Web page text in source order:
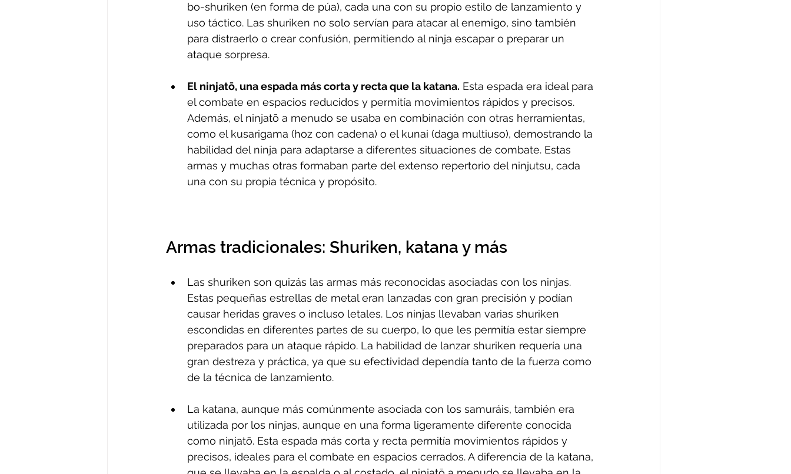
bo-shuriken (en forma de púa), cada una con su propio estilo de lanzamiento y
uso táctico. Las shuriken no solo servían para atacar al enemigo, sino también
para distraerlo o crear confusión, permitiendo al ninja escapar o preparar un
ataque sorpresa.
El ninjatō, una espada más corta y recta que la katana. Esta espada era ideal para
el combate en espacios reducidos y permitía movimientos rápidos y precisos.
Además, el ninjatō a menudo se usaba en combinación con otras herramientas,
como el kusarigama (hoz con cadena) o el kunai (daga multiuso), demostrando la
habilidad del ninja para adaptarse a diferentes situaciones de combate. Estas
armas y muchas otras formaban parte del extenso repertorio del ninjutsu, cada
una con su propia técnica y propósito.
Armas tradicionales: Shuriken, katana y más
Las shuriken son quizás las armas más reconocidas asociadas con los ninjas.
Estas pequeñas estrellas de metal eran lanzadas con gran precisión y podían
causar heridas graves o incluso letales. Los ninjas llevaban varias shuriken
escondidas en diferentes partes de su cuerpo, lo que les permitía estar siempre
preparados para un ataque rápido. La habilidad de lanzar shuriken requería una
gran destreza y práctica, ya que su efectividad dependía tanto de la fuerza como
de la técnica de lanzamiento.
La katana, aunque más comúnmente asociada con los samuráis, también era
utilizada por los ninjas, aunque en una forma ligeramente diferente conocida
como ninjatō. Esta espada más corta y recta permitía movimientos rápidos y
precisos, ideales para el combate en espacios cerrados. A diferencia de la katana,